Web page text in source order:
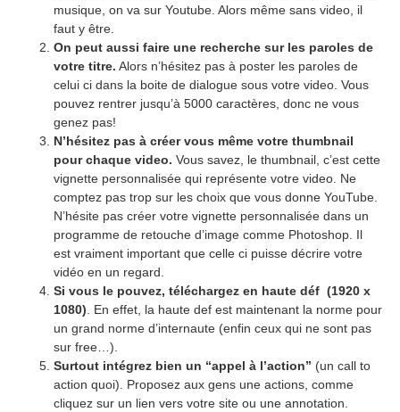
musique, on va sur Youtube. Alors même sans video, il
faut y être.
On peut aussi faire une recherche sur les paroles de
votre titre. Alors n’hésitez pas à poster les paroles de
celui ci dans la boite de dialogue sous votre video. Vous
pouvez rentrer jusqu’à 5000 caractères, donc ne vous
genez pas!
N’hésitez pas à créer vous même votre thumbnail
pour chaque video. Vous savez, le thumbnail, c’est cette
vignette personnalisée qui représente votre video. Ne
comptez pas trop sur les choix que vous donne YouTube.
N’hésite pas créer votre vignette personnalisée dans un
programme de retouche d’image comme Photoshop. Il
est vraiment important que celle ci puisse décrire votre
vidéo en un regard.
Si vous le pouvez, téléchargez en haute déf (1920 x
1080). En effet, la haute def est maintenant la norme pour
un grand norme d’internaute (enfin ceux qui ne sont pas
sur free…).
Surtout intégrez bien un “appel à l’action” (un call to
action quoi). Proposez aux gens une actions, comme
cliquez sur un lien vers votre site ou une annotation.